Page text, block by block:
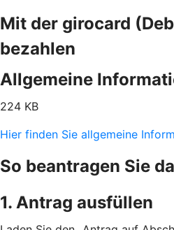
Mit der girocard
bezahlen
Allgemeine
224 KB
Hier finden Sie allgemeine
So beantragen Sie
1. Antrag ausfüllen